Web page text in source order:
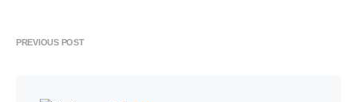
PREVIOUS POST